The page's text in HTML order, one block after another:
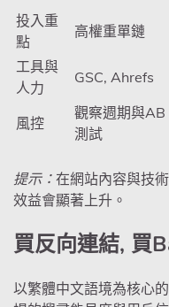
投入重
點
高權重單鏈
工具與
人力
GSC, Ahrefs
風控
觀察週期與AB
測試
提示： 在網站內容與技
效益會顯著上升。
買反向連結, 買
以繁體中文語境為核心